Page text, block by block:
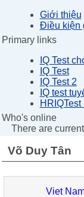
Giới thiệu
Điều kiện
Primary links
IQ Test
IQ Test
IQ Test 2
IQ test
HRIQTest
Who's online
There are
Võ Duy Tân
Viet